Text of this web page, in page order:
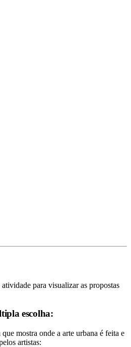
para visualizar as propostas
escolha:
mostra onde a arte urbana é feita e
artistas: